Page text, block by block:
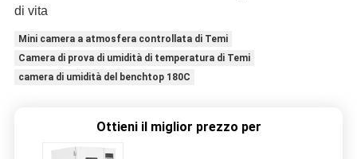
di vita
Mini camera a atmosfera controllata di Temi
Camera di prova di umidità di temperatura di Temi
camera di umidità del benchtop 180C
Ottieni il miglior prezzo per